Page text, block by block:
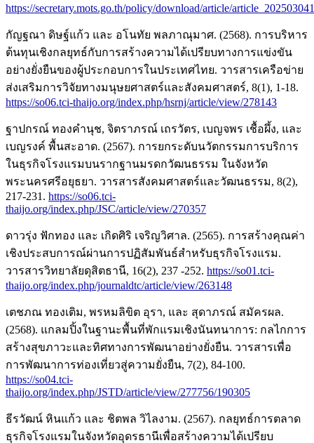
https://secretary.mots.go.th/policy/download/article/
กัญฐณา ดิษฐ์แก้ว และ อโนทัย พลภาณุมาศ. (2568). การบริหาร
ต้นทุนเชิงกลยุทธ์กับการสร้างความได้เปรียบทางการแข่งขัน
อย่างยั่งยืนของผู้ประกอบการในประเทศไทย. วารสารเครือข่าย
ส่งเสริมการวิจัยทางมนุษยศาสตร์และสังคมศาสตร์, 8(1), 1-18.
https://so06.tci-thaijo.org/index.php/hsrnj/article/view/278143
ฐาปกรณ์ ทองคำนุช, จิตราภรณ์ เถรวัตร, เบญจพร เชื้อผึ้ง, และ
เบญรงค์ พื้นสะอาด. (2567). การยกระดับนวัตกรรมการบริการ
ในธุรกิจโรงแรมบนรากฐานมรดกวัฒนธรรม ในจังหวัด
พระนครศรีอยุธยา. วารสารสังคมศาสตร์และวัฒนธรรม, 8(2),
217-231. https://so06.tci-
thaijo.org/index.php/JSC/article/view/270357
ดาวรุ่ง ฟักทอง และ เกิดศิริ เจริญวิศาล. (2565). การสร้างคุณค่า
เชิงประสบการณ์ผ่านการปฏิสัมพันธ์สำหรับธุรกิจโรงแรม.
วารสารวิทยาลัยดุสิตธานี, 16(2), 237 -252. https://so01.tci-
thaijo.org/index.php/journaldtc/article/view/263148
เตชภณ ทองเติม, พรหมลิขิต อุรา, และ สุดาภรณ์ สมัครผล.
(2568). แกลมปิ้งในฐานะพื้นที่พักแรมเชิงนันทนาการ: กลไกการ
สร้างสุขภาวะและทิศทางการพัฒนาอย่างยั่งยืน. วารสารเพื่อ
การพัฒนาการท่องเที่ยวสู่ความยั่งยืน, 7(2), 84-100.
https://so04.tci-
thaijo.org/index.php/JSTD/article/view/277756/190305
ธีรวัฒน์ หินแก้ว และ ชิตพล วิไลงาม. (2567). กลยุทธ์การตลาด
ธุรกิจโรงแรมในจังหวัดอุดรธานีเพื่อสร้างความได้เปรียบ